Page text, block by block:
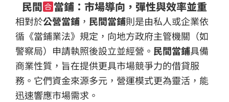
民間 當鋪：市場導向，彈性與效率並重
相對於公營當鋪 ， 民間當鋪則是由私人或企業依
循《當鋪業法》規定，向地方政府主管機關（如
警察局）申請執照後設立並經營。 民間當鋪具備
商業性質，旨在提供更具市場競爭力的借貸服
務。它們資金來源多元，營運模式更為靈活，能
迅速響應市場需求。